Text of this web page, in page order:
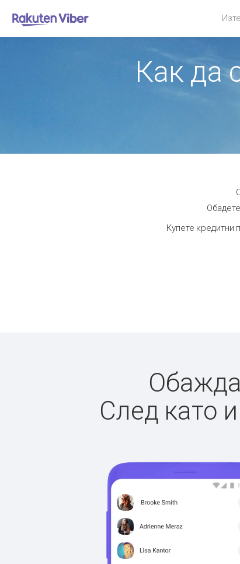
Как да
Купете кредитни
След като